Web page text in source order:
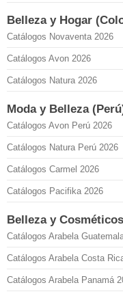
Belleza y Hogar
Catálogos Novaventa 2026
Catálogos Avon 2026
Catálogos Natura 2026
Moda y Belleza
Catálogos Avon Perú 2026
Catálogos Natura Perú 2026
Catálogos Carmel 2026
Catálogos Pacifika 2026
Belleza y
Catálogos Arabela
Catálogos Arabela Costa
Catálogos Arabela Panamá